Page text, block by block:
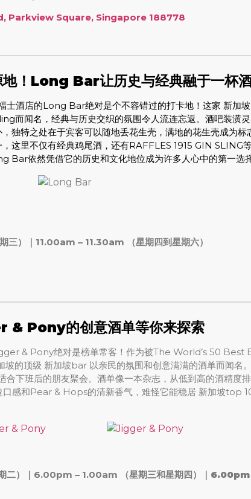
Parkview Square, Singapore 188778
Long Bar让历史与经典融于一杯
士酒店的Long Bar绝对是个不容错过的打卡地！这家 新加
而闻名，经典与历史交织的氛围令人流连忘返。酒吧装潢
独特之处在于宾客可以随地丢花生壳，满地的花生壳成为标
这里不仅有经典鸡尾酒，还有RAFFLES 1915 GIN SLING
Bar依然凭借它的历史和文化地位成为许多人心中的第一选
）｜11.00am – 11.30am （星期四到星期六）
Pony的创意酒单等你来探索
& Pony绝对是榜单常客！作为被The World’s 50 Best
的顶级 新加坡bar 以亲民的氛围和创意满满的酒单而闻名
下班后的朋友聚会。酒单像一本杂志，从低到高的酒精度排
感和Pear & Hops的清新香气，难怪它能稳居 新加坡top
）｜6.00pm – 1.00am （星期三和星期四）｜ 6.00pm